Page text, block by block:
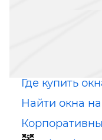
Где купить
Найти окна